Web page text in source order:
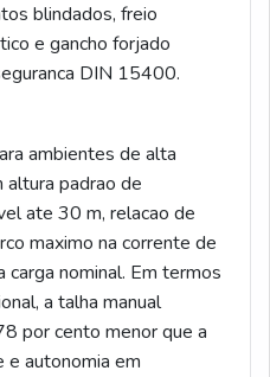
blindados, freio
e gancho forjado
DIN 15400.
ambientes de alta
altura padrao de
ate 30 m, relacao de
maximo na corrente de
nominal. Em termos
a talha manual
por cento menor que a
e autonomia em